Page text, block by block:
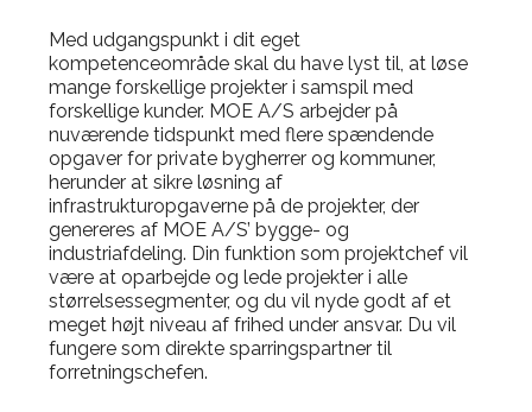
Med udgangspunkt i dit eget
kompetenceområde skal du have lyst til, at løse
mange forskellige projekter i samspil med
forskellige kunder. MOE A/S arbejder på
nuværende tidspunkt med flere spændende
opgaver for private bygherrer og kommuner,
herunder at sikre løsning af
infrastrukturopgaverne på de projekter, der
genereres af MOE A/S’ bygge- og
industriafdeling. Din funktion som projektchef vil
være at oparbejde og lede projekter i alle
størrelsessegmenter, og du vil nyde godt af et
meget højt niveau af frihed under ansvar. Du vil
fungere som direkte sparringspartner til
forretningschefen.